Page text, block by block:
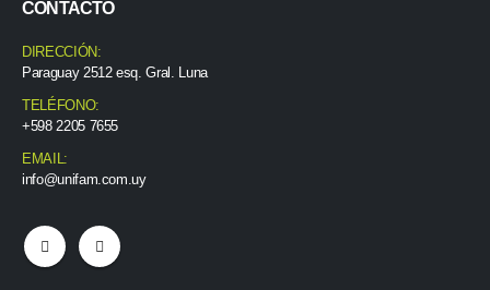
CONTACTO
DIRECCIÓN:
Paraguay 2512 esq. Gral. Luna
TELÉFONO:
+598 2205 7655
EMAIL:
info@unifam.com.uy